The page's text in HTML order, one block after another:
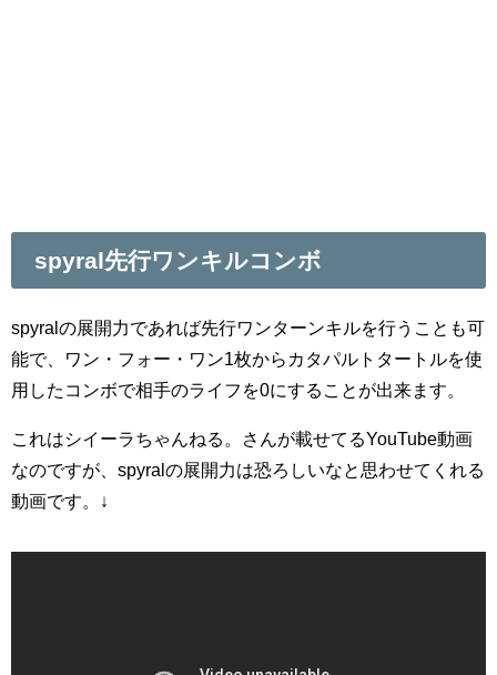
spyral先行ワンキルコンボ
spyralの展開力であれば先行ワンターンキルを行うことも可
能で、ワン・フォー・ワン1枚からカタパルトタートルを使
用したコンボで相手のライフを0にすることが出来ます。
これはシイーラちゃんねる。さんが載せてるYouTube動画
なのですが、spyralの展開力は恐ろしいなと思わせてくれる
動画です。↓